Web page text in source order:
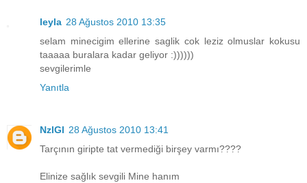
leyla 28 Ağustos 2010 13:35
selam minecigim ellerine saglik cok leziz olmuslar kokusu
taaaaa buralara kadar geliyor :))))))
sevgilerimle
Yanıtla
NzlGl 28 Ağustos 2010 13:41
Tarçının giripte tat vermediği birşey varmı????
Elinize sağlık sevgili Mine hanım